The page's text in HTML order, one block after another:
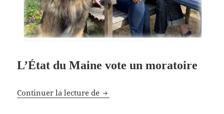
L’État du Maine vote un moratoire
Continuer la lecture de IA et data center